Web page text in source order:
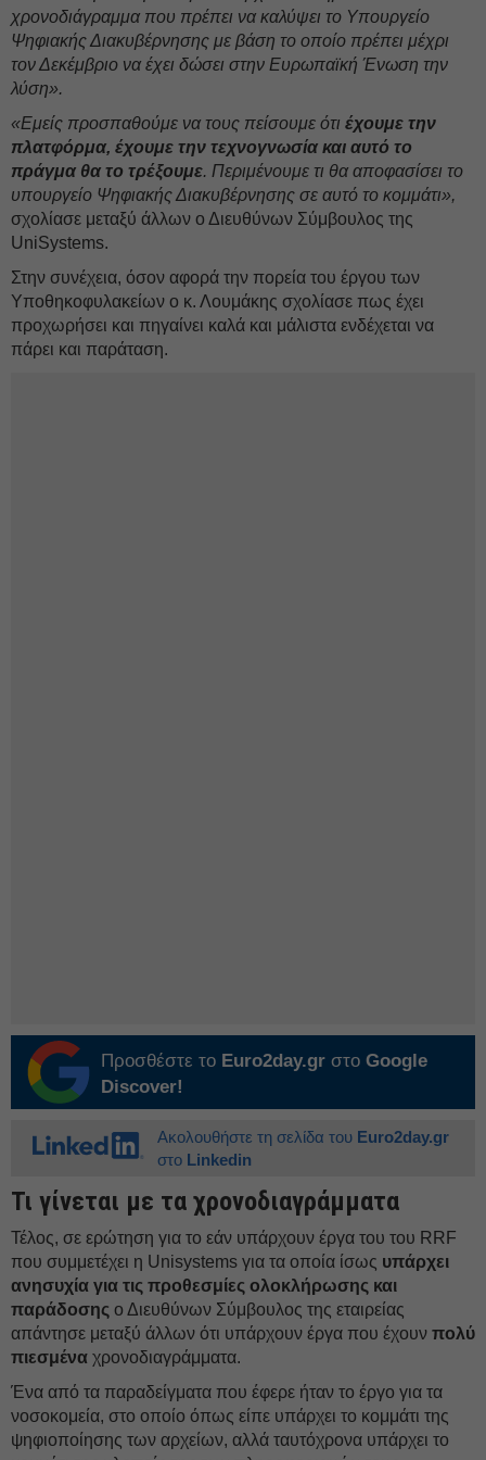
χρονοδιάγραμμα που πρέπει να καλύψει το Υπουργείο
Ψηφιακής Διακυβέρνησης με βάση το οποίο πρέπει μέχρι
τον Δεκέμβριο να έχει δώσει στην Ευρωπαϊκή Ένωση την
λύση».
«Εμείς προσπαθούμε να τους πείσουμε ότι έχουμε την
πλατφόρμα, έχουμε την τεχνογνωσία και αυτό το
πράγμα θα το τρέξουμε. Περιμένουμε τι θα αποφασίσει το
υπουργείο Ψηφιακής Διακυβέρνησης σε αυτό το κομμάτι»,
σχολίασε μεταξύ άλλων ο Διευθύνων Σύμβουλος της
UniSystems.
Στην συνέχεια, όσον αφορά την πορεία του έργου των
Υποθηκοφυλακείων ο κ. Λουμάκης σχολίασε πως έχει
προχωρήσει και πηγαίνει καλά και μάλιστα ενδέχεται να
πάρει και παράταση.
Προσθέστε το Euro2day.gr στο Google
Discover!
Ακολουθήστε τη σελίδα του Euro2day.gr
στο Linkedin
Τι γίνεται με τα χρονοδιαγράμματα
Τέλος, σε ερώτηση για το εάν υπάρχουν έργα του του RRF
που συμμετέχει η Unisystems για τα οποία ίσως υπάρχει
ανησυχία για τις προθεσμίες ολοκλήρωσης και
παράδοσης ο Διευθύνων Σύμβουλος της εταιρείας
απάντησε μεταξύ άλλων ότι υπάρχουν έργα που έχουν πολύ
πιεσμένα χρονοδιαγράμματα.
Ένα από τα παραδείγματα που έφερε ήταν το έργο για τα
νοσοκομεία, στο οποίο όπως είπε υπάρχει το κομμάτι της
ψηφιοποίησης των αρχείων, αλλά ταυτόχρονα υπάρχει το